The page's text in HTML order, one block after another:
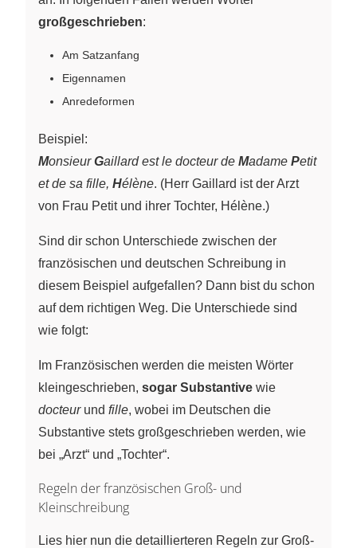
großgeschrieben:
Am Satzanfang
Eigennamen
Anredeformen
Beispiel:
MonsieurGaillard est le docteur de Madame Petit
et de sa fille, Hélène. (Herr Gaillard ist der Arzt
von Frau Petit und ihrer Tochter, Hélène.)
Sind dir schon Unterschiede zwischen der
französischen und deutschen Schreibung in
diesem Beispiel aufgefallen? Dann bist du schon
auf dem richtigen Weg. Die Unterschiede sind
wie folgt:
Im Französischen werden die meisten Wörter
kleingeschrieben, sogar Substantive wie
docteurund fille, wobei im Deutschen die
Substantive stets großgeschrieben werden, wie
bei „Arzt“ und „Tochter“.
Regeln der französischen Groß- und
Kleinschreibung
Lies hier nun die detaillierteren Regeln zur Groß-